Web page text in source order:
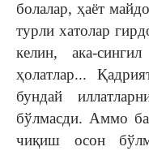
болалар, ҳаёт
турли хатолар
келин, ака-
ҳолатлар...
бундай
бўлмасди. Аммо
чиқиш осон